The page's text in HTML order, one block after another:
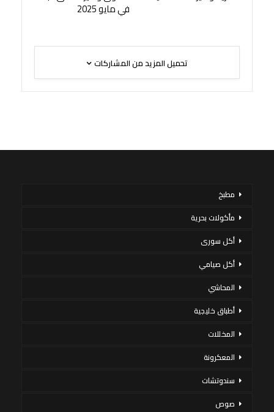
في مايو 2025
تحميل المزيد من المشاركات
مطبخ
مأكولات بحرية
أكل سورى
أكل صيامي
المحاشي
أطباق خليجية
المخللات
المعكرونة
سندوتشات
صوص